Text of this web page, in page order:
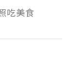
吃美食